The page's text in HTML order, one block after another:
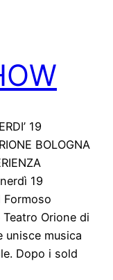
19
BOLOGNA
19
Formoso
Orione di
unisce musica
Dopo i sold